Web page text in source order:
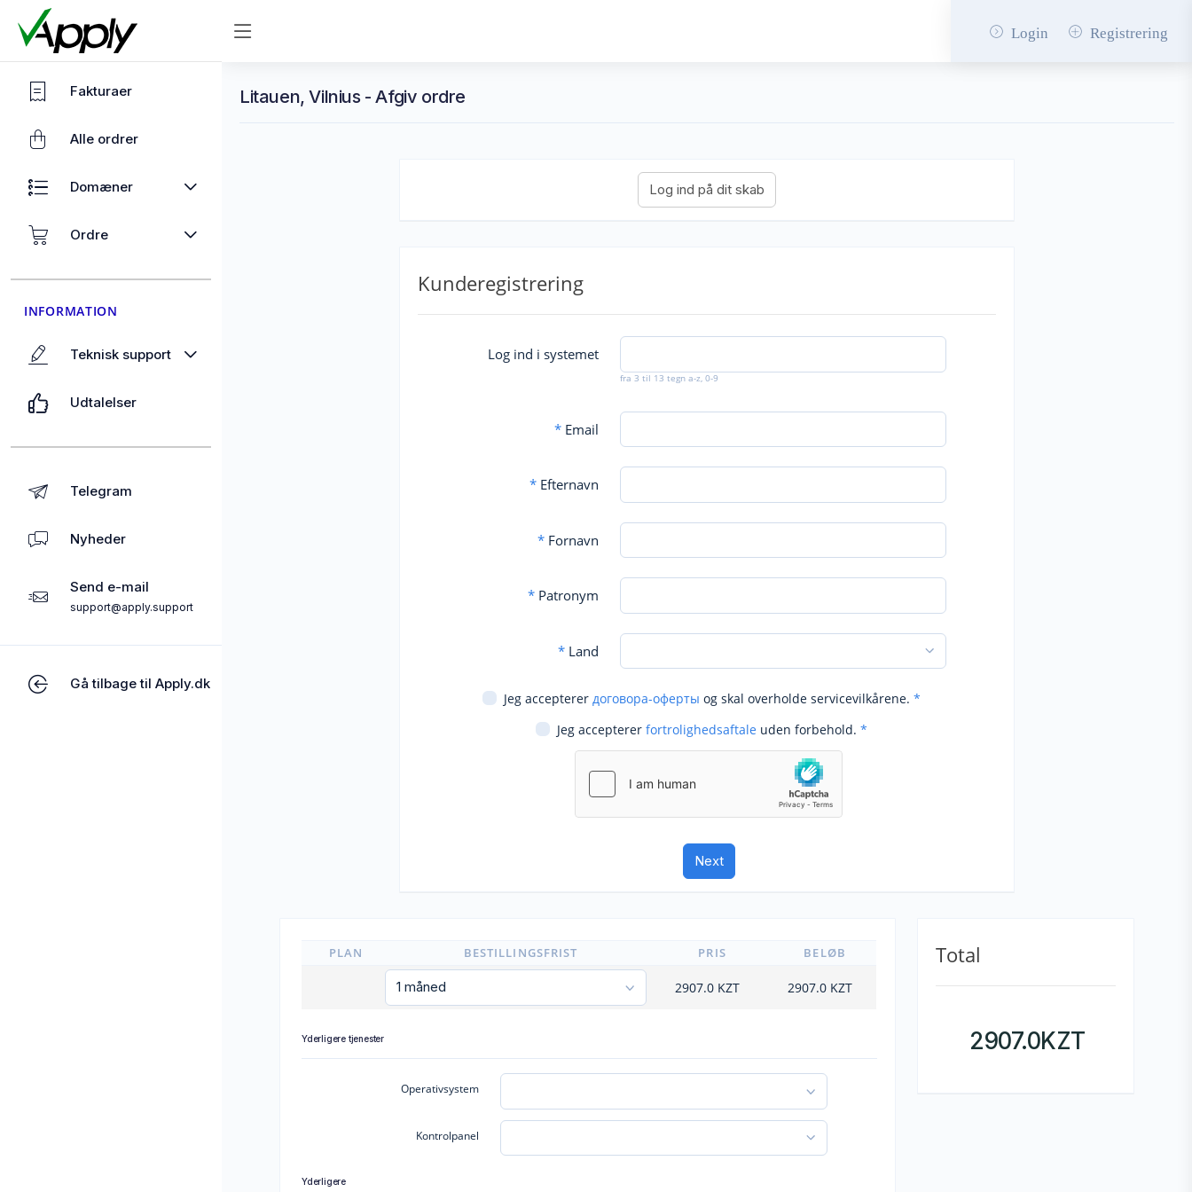
Login Registrering
Fakturaer
Alle ordrer
Domæner
Ordre
INFORMATION
Teknisk support
Udtalelser
Telegram
Nyheder
Send e-mail
support@apply.support
Gå tilbage til Apply.dk
Litauen, Vilnius - Afgiv ordre
Kunderegistrering
Log ind i systemet
fra 3 til 13 tegn a-z, 0-9
*Email
*Efternavn
*Fornavn
*Patronym
*Land
Jeg accepterer договора-оферты og skal overholde servicevilkårene. *
Jeg accepterer fortrolighedsaftale uden forbehold. *
PLAN BESTILLINGSFRIST PRIS BELØB
2907.0KZT 2907.0KZT
Yderligere tjenester
Operativsystem
Kontrolpanel
Yderligere
Total
2907.0KZT